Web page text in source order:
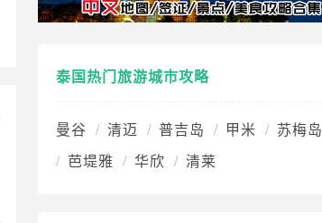
泰国热门旅游城市攻略
曼谷 清迈 普吉岛 甲米
苏梅岛
芭堤雅
华欣 清莱